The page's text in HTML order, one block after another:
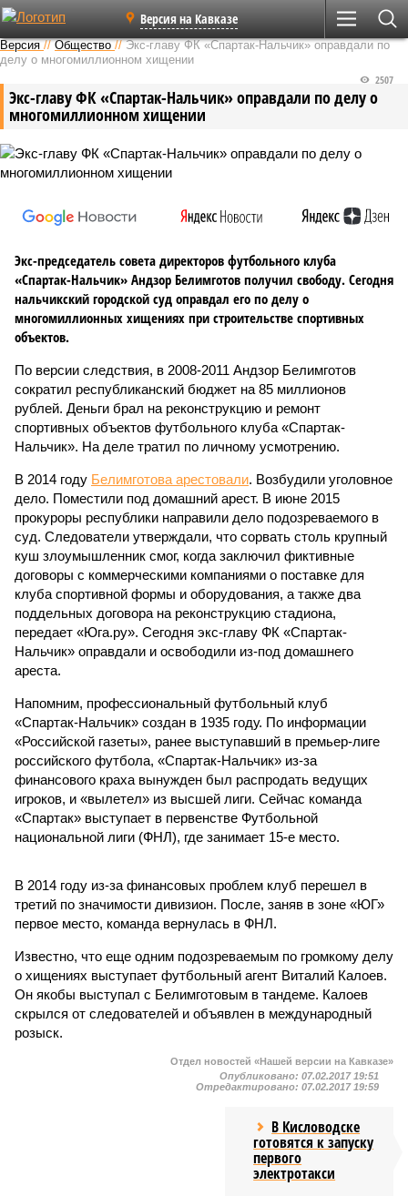
Версия на Кавказе
Версия //Общество //Экс-главу ФК «Спартак-Нальчик» оправдали по
делу о многомиллионном хищении
Экс-главу ФК «Спартак-Нальчик» оправдали по делу о
многомиллионном хищении
2507
Экс-председатель совета директоров футбольного клуба
«Спартак-Нальчик» Андзор Белимготов получил свободу. Сегодня
нальчикский городской суд оправдал его по делу о
многомиллионных хищениях при строительстве спортивных
объектов.
По версии следствия, в 2008-2011 Андзор Белимготов
сократил республиканский бюджет на 85 миллионов
рублей. Деньги брал на реконструкцию и ремонт
спортивных объектов футбольного клуба «Спартак-
Нальчик». На деле тратил по личному усмотрению.
В 2014 году Белимготова арестовали. Возбудили уголовное
дело. Поместили под домашний арест. В июне 2015
прокуроры республики направили дело подозреваемого в
суд. Следователи утверждали, что сорвать столь крупный
куш злоумышленник смог, когда заключил фиктивные
договоры с коммерческими компаниями о поставке для
клуба спортивной формы и оборудования, а также два
поддельных договора на реконструкцию стадиона,
передает «Юга.ру». Сегодня экс-главу ФК «Спартак-
Нальчик» оправдали и освободили из-под домашнего
ареста.
Напомним, профессиональный футбольный клуб
«Спартак-Нальчик» создан в 1935 году. По информации
«Российской газеты», ранее выступавший в премьер-лиге
российского футбола, «Спартак-Нальчик» из-за
финансового краха вынужден был распродать ведущих
игроков, и «вылетел» из высшей лиги. Сейчас команда
«Спартак» выступает в первенстве Футбольной
национальной лиги (ФНЛ), где занимает 15-е место.
В 2014 году из-за финансовых проблем клуб перешел в
третий по значимости дивизион. После, заняв в зоне «ЮГ»
первое место, команда вернулась в ФНЛ.
Известно, что еще одним подозреваемым по громкому делу
о хищениях выступает футбольный агент Виталий Калоев.
Он якобы выступал с Белимготовым в тандеме. Калоев
скрылся от следователей и объявлен в международный
розыск.
Отдел новостей «Нашей версии на Кавказе»
Опубликовано: 07.02.2017 19:51
Отредактировано: 07.02.2017 19:59
В Кисловодске
готовятся к запуску
первого
электротакси